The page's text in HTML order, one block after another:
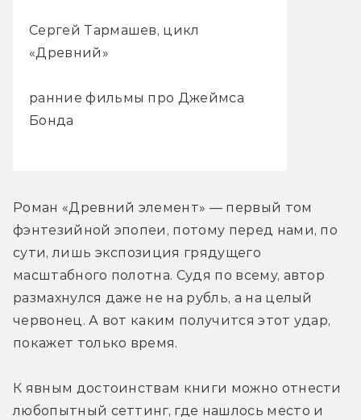
Сергей Тармашев, цикл
«Древний»
ранние фильмы про Джеймса
Бонда
Роман «Древний элемент» — первый том
фэнтезийной эпопеи, потому перед нами, по
сути, лишь экспозиция грядущего
масштабного полотна. Судя по всему, автор
размахнулся даже не на рубль, а на целый
червонец. А вот каким получится этот удар,
покажет только время.
К явным достоинствам книги можно отнести
любопытный сеттинг, где нашлось место и